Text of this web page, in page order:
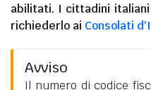
abilitati. I cittadini
richiederlo ai Consolati
Avviso
Il numero di codice